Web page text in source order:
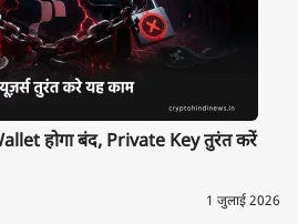
होगा बंद, Private Key तुरंत करें
1 जुलाई 2026